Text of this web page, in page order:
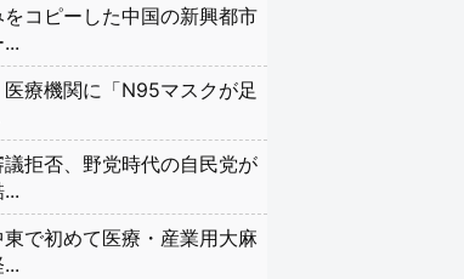
コピーした中国の新興都市
医療機関に「N95マスクが足
拒否、野党時代の自民党が
で初めて医療・産業用大麻